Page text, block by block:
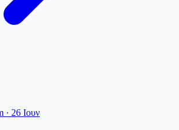
· 26 Ιουν